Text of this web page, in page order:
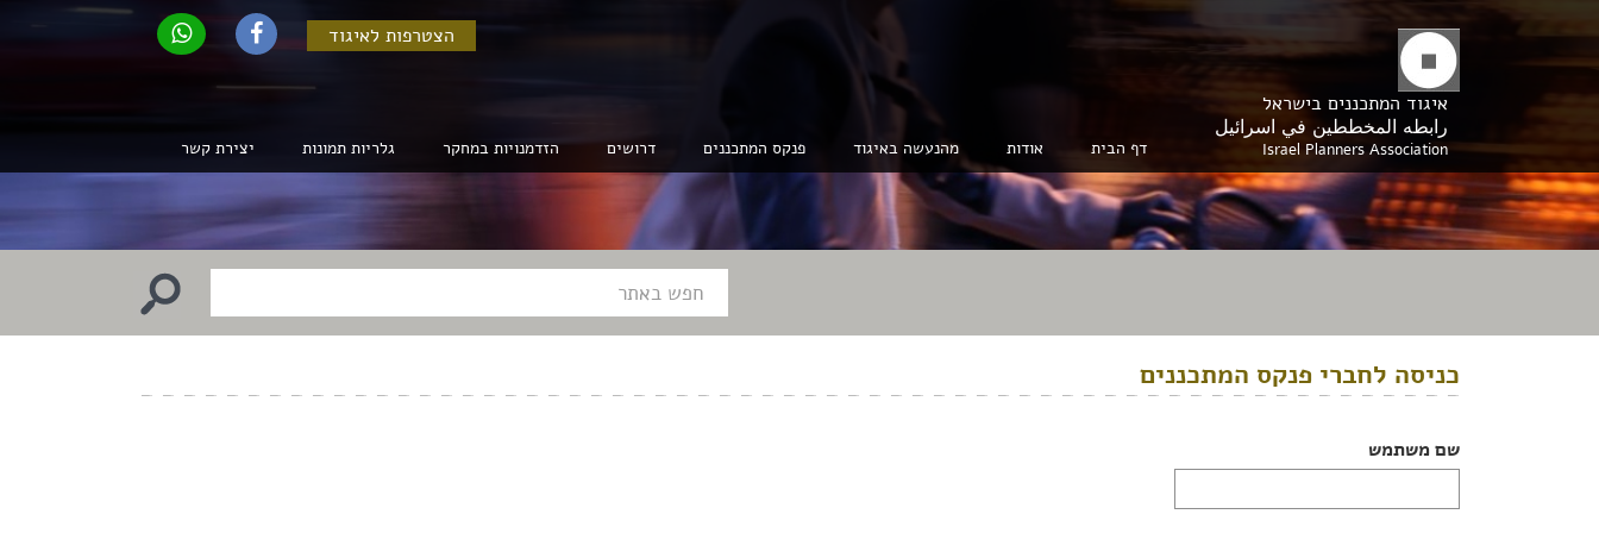
הצטרפות לאיגוד
איגוד המתכננים בישראל
رابطه المخططين في اسرائيل
Israel Planners Association דף הבית אודות מהנעשה באיגוד פנקס המתכננים דרושים הזדמנויות במחקר גלריות תמונות יצירת קשר
כניסה לחברי פנקס המתכננים
שם משתמש